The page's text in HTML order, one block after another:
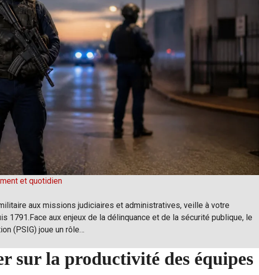
et quotidien
aux missions judiciaires et administratives, veille à votre
1791.Face aux enjeux de la délinquance et de la sécurité publique, le
(PSIG) joue un rôle…
sur la productivité des équipes